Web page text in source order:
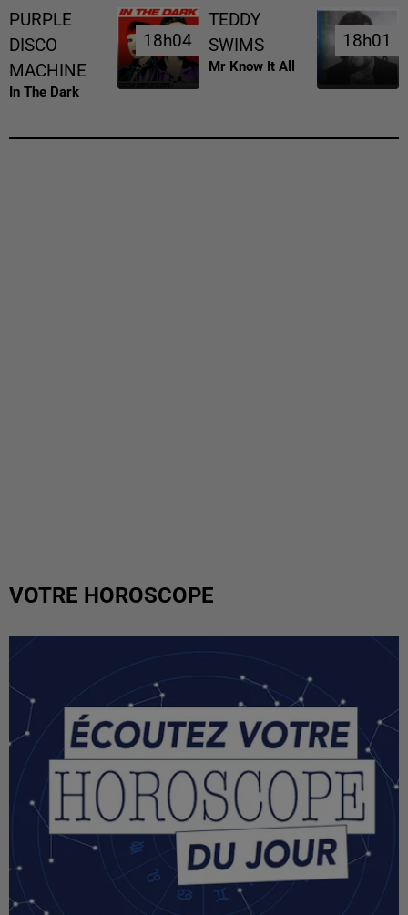
PURPLE
DISCO
MACHINE
In The Dark
18h04
18h04
TEDDY
SWIMS
Mr Know It All
18h01
18h01
VOTRE HOROSCOPE